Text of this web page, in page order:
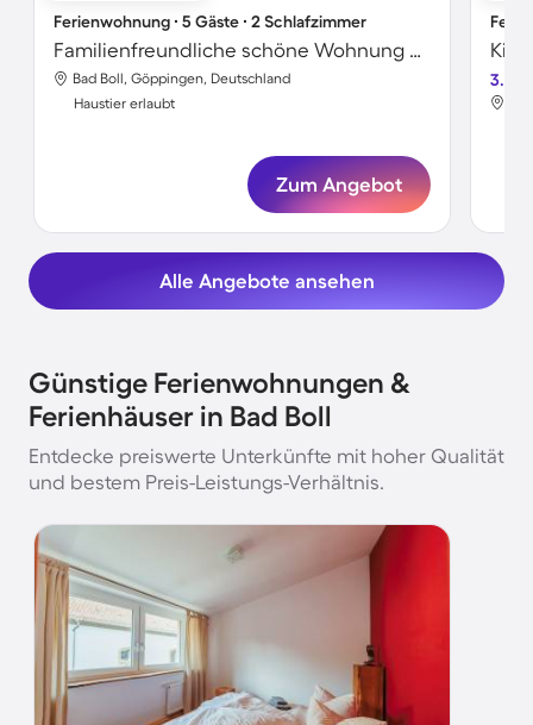
Ferienwohnung ∙ 5 Gäste ∙ 2 Schlafzimmer
Familienfreundliche schöne Wohnung mit Grill, Garten und Terrasse | Bergblick | Haustiere erlaubt
Bad Boll, Göppingen, Deutschland
Haustier erlaubt
Zum Angebot
3.5
Alle Angebote ansehen
Günstige Ferienwohnungen &
Ferienhäuser in Bad Boll
Entdecke preiswerte Unterkünfte mit hoher Qualität
und bestem Preis-Leistungs-Verhältnis.